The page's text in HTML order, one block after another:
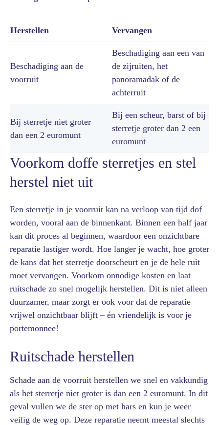
Herstellen Vervangen
Beschadiging aan de
voorruit
Beschadiging aan een van
de zijruiten, het
panoramadak of de
achterruit
Bij sterretje niet groter
dan een 2 euromunt
Bij een scheur, barst of bij
sterretje groter dan 2 een
euromunt
Voorkom doffe sterretjes en stel
herstel niet uit
Een sterretje in je voorruit kan na verloop van tijd dof
worden, vooral aan de binnenkant. Binnen een half jaar
kan dit proces al beginnen, waardoor een onzichtbare
reparatie lastiger wordt. Hoe langer je wacht, hoe groter
de kans dat het sterretje doorscheurt en je de hele ruit
moet vervangen. Voorkom onnodige kosten en laat
ruitschade zo snel mogelijk herstellen. Dit is niet alleen
duurzamer, maar zorgt er ook voor dat de reparatie
vrijwel onzichtbaar blijft – én vriendelijk is voor je
portemonnee!
Ruitschade herstellen
Schade aan de voorruit herstellen we snel en vakkundig
als het sterretje niet groter is dan een 2 euromunt. In dit
geval vullen we de ster op met hars en kun je weer
veilig de weg op. Deze reparatie neemt meestal slechts